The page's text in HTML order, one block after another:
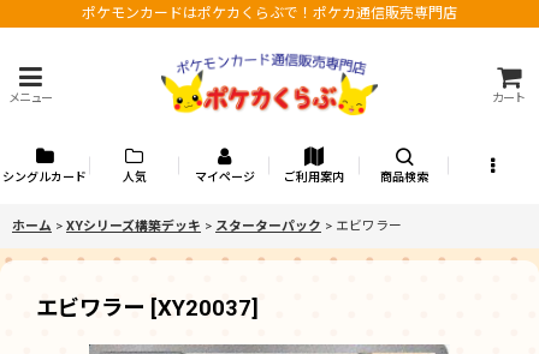
ポケモンカードはポケカくらぶで！ポケカ通信販売専門店
メニュー カート
シングルカード 人気 マイページ ご利用案内 商品検索
ホーム > XYシリーズ構築デッキ > スターターパック > エビワラー
エビワラー [XY20037]